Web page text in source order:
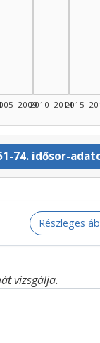
3
1
2010–2014
74. idősor-
Részleges
vizsgálja.